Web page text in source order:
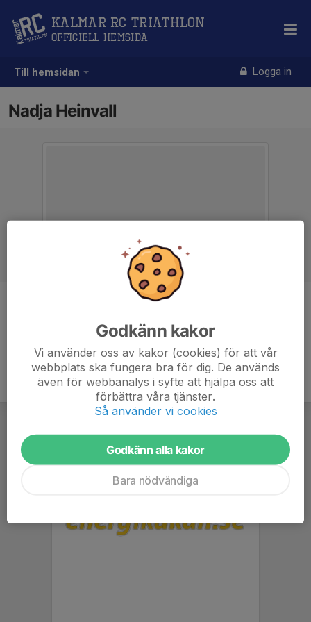
Till hemsidan Logga in
Kalmar RC Triathlon
Officiell hemsida
Nadja Heinvall
Godkänn kakor
Vi använder oss av kakor (cookies) för att vår
webbplats ska fungera bra för dig. De används
även för webbanalys i syfte att hjälpa oss att
förbättra våra tjänster.
Så använder vi cookies
Godkänn alla kakor
Bara nödvändiga